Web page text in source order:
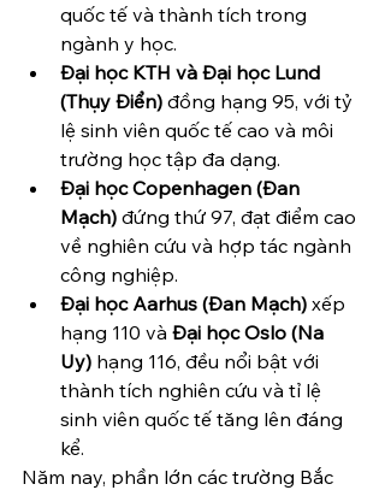
quốc tế và thành tích trong
ngành y học.
Đại học KTH và Đại học Lund
(Thụy Điển) đồng hạng 95, với tỷ
lệ sinh viên quốc tế cao và môi
trường học tập đa dạng.
Đại học Copenhagen (Đan
Mạch) đứng thứ 97, đạt điểm cao
về nghiên cứu và hợp tác ngành
công nghiệp.
Đại học Aarhus (Đan Mạch) xếp
hạng 110 và Đại học Oslo (Na
Uy) hạng 116, đều nổi bật với
thành tích nghiên cứu và tỉ lệ
sinh viên quốc tế tăng lên đáng
kể.
Năm nay, phần lớn các trường Bắc